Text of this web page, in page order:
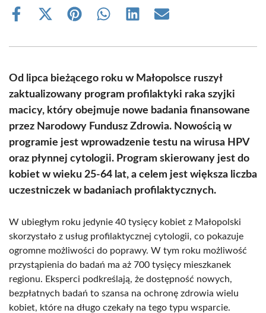
Share
Share
(Twitter)
Share Share Share Share
Od lipca bieżącego roku w Małopolsce ruszył
zaktualizowany program profilaktyki raka szyjki
macicy, który obejmuje nowe badania finansowane
przez Narodowy Fundusz Zdrowia. Nowością w
programie jest wprowadzenie testu na wirusa HPV
oraz płynnej cytologii. Program skierowany jest do
kobiet w wieku 25-64 lat, a celem jest większa liczba
uczestniczek w badaniach profilaktycznych.
W ubiegłym roku jedynie 40 tysięcy kobiet z Małopolski
skorzystało z usług profilaktycznej cytologii, co pokazuje
ogromne możliwości do poprawy. W tym roku możliwość
przystąpienia do badań ma aż 700 tysięcy mieszkanek
regionu. Eksperci podkreślają, że dostępność nowych,
bezpłatnych badań to szansa na ochronę zdrowia wielu
kobiet, które na długo czekały na tego typu wsparcie.